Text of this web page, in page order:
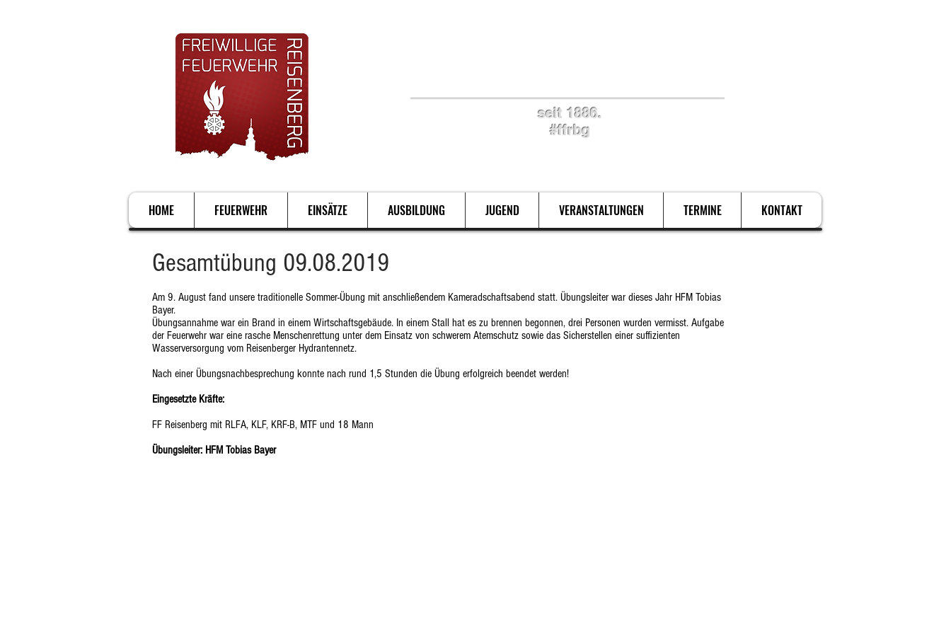
seit 1886.
#ffrbg
Gesamtübung 09.08.2019
Am 9. August fand unsere traditionelle Sommer-Übung mit anschließendem Kameradschaftsabend statt. Übungsleiter war dieses Jahr HFM Tobias
Bayer.
Übungsannahme war ein Brand in einem Wirtschaftsgebäude. In einem Stall hat es zu brennen begonnen, drei Personen wurden vermisst. Aufgabe
der Feuerwehr war eine rasche Menschenrettung unter dem Einsatz von schwerem Atemschutz sowie das Sicherstellen einer suffizienten
Wasserversorgung vom Reisenberger Hydrantennetz.
Nach einer Übungsnachbesprechung konnte nach rund 1,5 Stunden die Übung erfolgreich beendet werden!
Eingesetzte Kräfte:
FF Reisenberg mit RLFA, KLF, KRF-B, MTF und 18 Mann
Übungsleiter: HFM Tobias Bayer
HOME FEUERWEHR EINSÄTZE AUSBILDUNG JUGEND VERANSTALTUNGEN TERMINE KONTAKT